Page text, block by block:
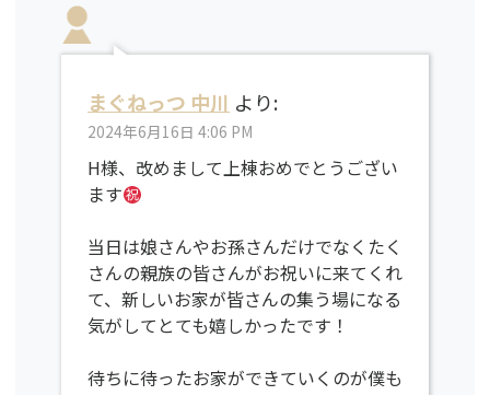
まぐねっつ 中川 より:
2024年6月16日 4:06 PM
H様、改めまして上棟おめでとうござい
ます
当日は娘さんやお孫さんだけでなくたく
さんの親族の皆さんがお祝いに来てくれ
て、新しいお家が皆さんの集う場になる
気がしてとても嬉しかったです！
待ちに待ったお家ができていくのが僕も